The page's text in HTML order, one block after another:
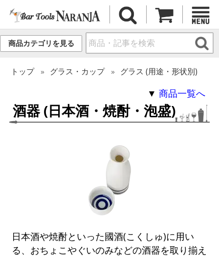
商品カテゴリを見る
トップ グラス・カップ グラス (用途・形状別)
酒器 (日本酒・焼酎・泡盛)
▼商品一覧へ
日本酒や焼酎といった國酒(こくしゅ)に用い
る、おちょこやぐいのみなどの酒器を取り揃え